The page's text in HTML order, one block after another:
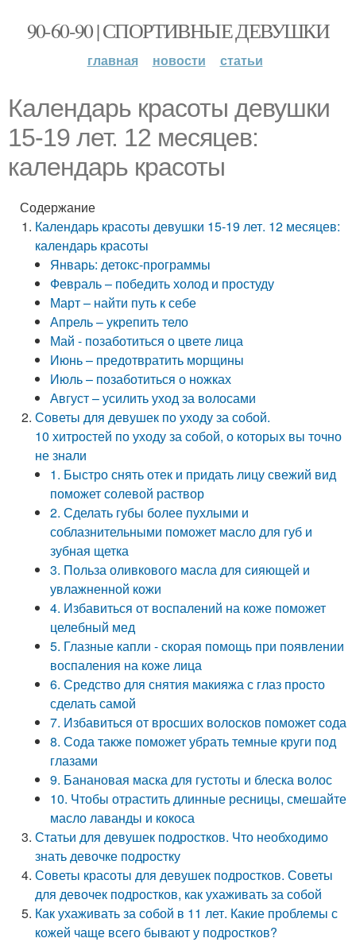
90-60-90 | СПОРТИВНЫЕ ДЕВУШКИ
главная новости статьи
Календарь красоты девушки
15-19 лет. 12 месяцев:
календарь красоты
Содержание
Календарь красоты девушки 15-19 лет. 12 месяцев:
календарь красоты
Январь: детокс-программы
Февраль – победить холод и простуду
Март – найти путь к себе
Апрель – укрепить тело
Май - позаботиться о цвете лица
Июнь – предотвратить морщины
Июль – позаботиться о ножках
Август – усилить уход за волосами
Советы для девушек по уходу за собой.
10 хитростей по уходу за собой, о которых вы точно
не знали
1. Быстро снять отек и придать лицу свежий вид
поможет солевой раствор
2. Сделать губы более пухлыми и
соблазнительными поможет масло для губ и
зубная щетка
3. Польза оливкового масла для сияющей и
увлажненной кожи
4. Избавиться от воспалений на коже поможет
целебный мед
5. Глазные капли - скорая помощь при появлении
воспаления на коже лица
6. Средство для снятия макияжа с глаз просто
сделать самой
7. Избавиться от вросших волосков поможет сода
8. Сода также поможет убрать темные круги под
глазами
9. Банановая маска для густоты и блеска волос
10. Чтобы отрастить длинные ресницы, смешайте
масло лаванды и кокоса
Статьи для девушек подростков. Что необходимо
знать девочке подростку
Советы красоты для девушек подростков. Советы
для девочек подростков, как ухаживать за собой
Как ухаживать за собой в 11 лет. Какие проблемы с
кожей чаще всего бывают у подростков?